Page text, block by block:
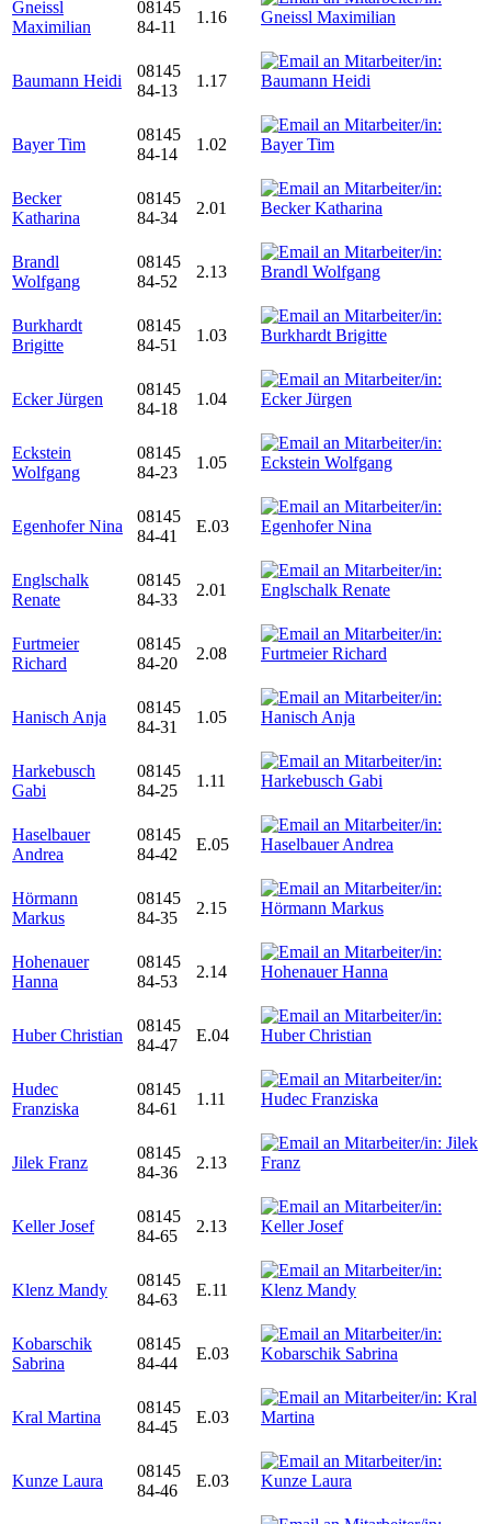
Gneissl
Maximilian
08145
84-11
1.16
Baumann Heidi
08145
84-13
1.17
Bayer Tim
08145
84-14
1.02
Becker
Katharina
08145
84-34
2.01
Brandl
Wolfgang
08145
84-52
2.13
Burkhardt
Brigitte
08145
84-51
1.03
Ecker Jürgen
08145
84-18
1.04
Eckstein
Wolfgang
08145
84-23
1.05
Egenhofer Nina
08145
84-41
E.03
Englschalk
Renate
08145
84-33
2.01
Furtmeier
Richard
08145
84-20
2.08
Hanisch Anja
08145
84-31
1.05
Harkebusch
Gabi
08145
84-25
1.11
Haselbauer
Andrea
08145
84-42
E.05
Hörmann
Markus
08145
84-35
2.15
Hohenauer
Hanna
08145
84-53
2.14
Huber Christian
08145
84-47
E.04
Hudec
Franziska
08145
84-61
1.11
Jilek Franz
08145
84-36
2.13
Keller Josef
08145
84-65
2.13
Klenz Mandy
08145
84-63
E.11
Kobarschik
Sabrina
08145
84-44
E.03
Kral Martina
08145
84-45
E.03
Kunze Laura
08145
84-46
E.03